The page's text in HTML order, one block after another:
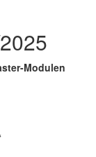
Modulen